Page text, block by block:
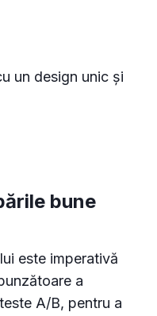
un design unic și
bune
este imperativă
a
A/B, pentru a